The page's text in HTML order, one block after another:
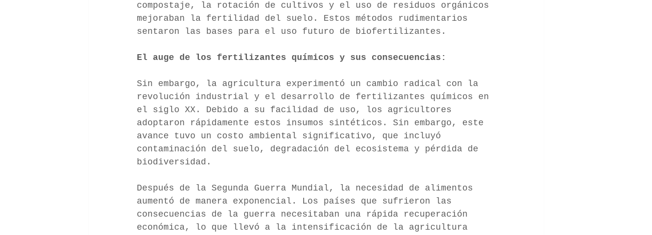
compostaje, la rotación de cultivos y el uso de residuos orgánicos
mejoraban la fertilidad del suelo. Estos métodos rudimentarios
sentaron las bases para el uso futuro de biofertilizantes.
El auge de los fertilizantes químicos y sus consecuencias:
Sin embargo, la agricultura experimentó un cambio radical con la
revolución industrial y el desarrollo de fertilizantes químicos en
el siglo XX. Debido a su facilidad de uso, los agricultores
adoptaron rápidamente estos insumos sintéticos. Sin embargo, este
avance tuvo un costo ambiental significativo, que incluyó
contaminación del suelo, degradación del ecosistema y pérdida de
biodiversidad.
Después de la Segunda Guerra Mundial, la necesidad de alimentos
aumentó de manera exponencial. Los países que sufrieron las
consecuencias de la guerra necesitaban una rápida recuperación
económica, lo que llevó a la intensificación de la agricultura